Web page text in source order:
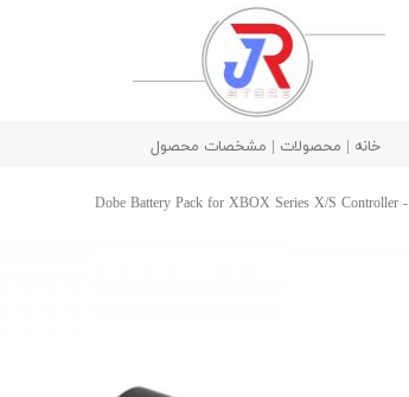
خانه | محصولات | مشخصات محصول